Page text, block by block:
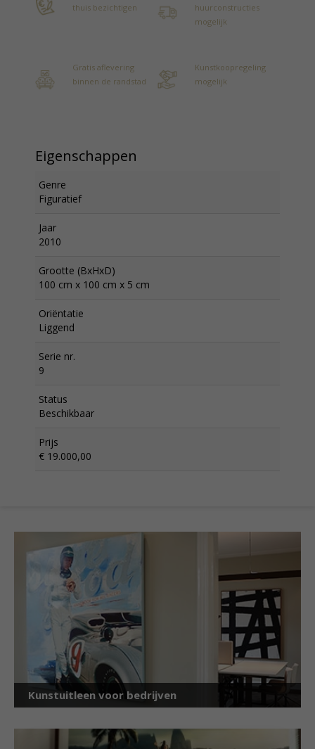
thuis bezichtigen
huurconstructies
mogelijk
Gratis aflevering
binnen de randstad
Kunstkoopregeling
mogelijk
Eigenschappen
Genre
Figuratief
Jaar
2010
Grootte (BxHxD)
100 cm x 100 cm x 5 cm
Oriëntatie
Liggend
Serie nr.
9
Status
Beschikbaar
Prijs
€ 19.000,00
Kunstuitleen voor bedrijven